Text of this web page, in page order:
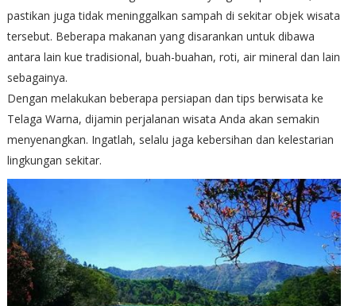
pastikan juga tidak meninggalkan sampah di sekitar objek wisata
tersebut. Beberapa makanan yang disarankan untuk dibawa
antara lain kue tradisional, buah-buahan, roti, air mineral dan lain
sebagainya.
Dengan melakukan beberapa persiapan dan tips berwisata ke
Telaga Warna, dijamin perjalanan wisata Anda akan semakin
menyenangkan. Ingatlah, selalu jaga kebersihan dan kelestarian
lingkungan sekitar.